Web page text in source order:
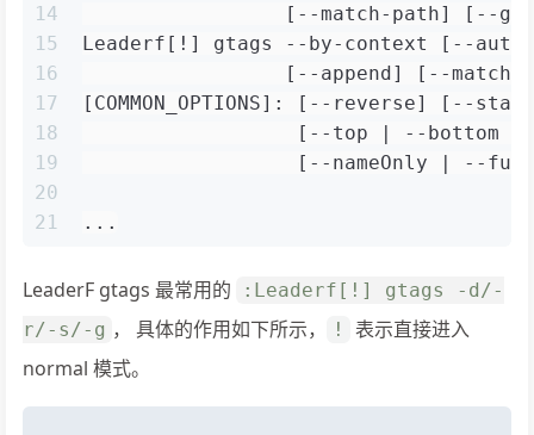
14
15
16
17
18
19
20
21
[--match-path] [--
Leaderf[!] gtags --by-context [--
[--append] [--
[COMMON_OPTIONS]: [--reverse] [--
[--top | --bottom
[--nameOnly | --
...
LeaderF gtags 最常用的
:Leaderf[!] gtags -d/-
r/-s/-g ， 具体的作用如下所示， !
表示直接进入
normal 模式。